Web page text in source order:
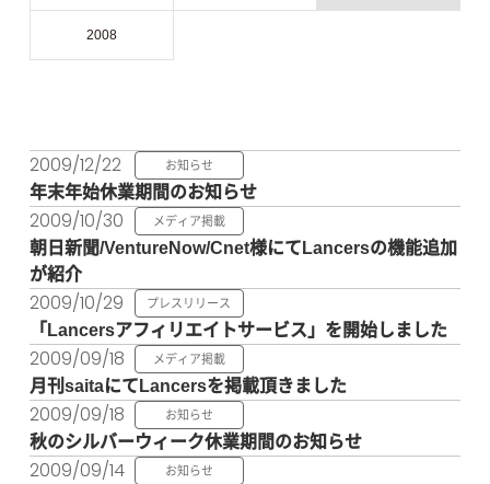
2008
2009/12/22 お知らせ
年末年始休業期間のお知らせ
2009/10/30 メディア掲載
朝日新聞/VentureNow/Cnet様にてLancersの機能追加
が紹介
2009/10/29 プレスリリース
「Lancersアフィリエイトサービス」を開始しました
2009/09/18 メディア掲載
月刊saitaにてLancersを掲載頂きました
2009/09/18 お知らせ
秋のシルバーウィーク休業期間のお知らせ
2009/09/14 お知らせ